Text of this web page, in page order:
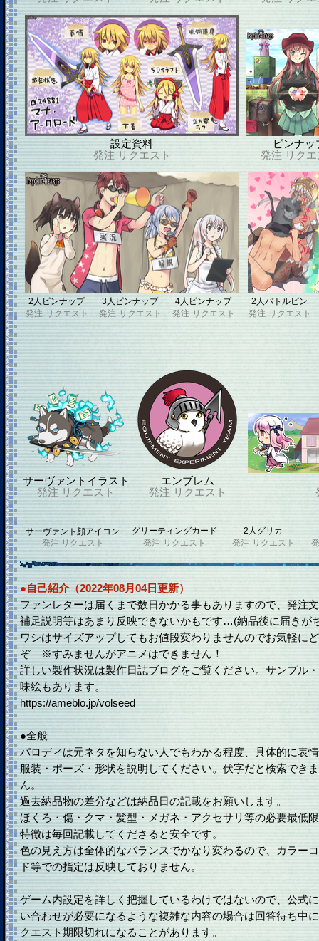
設定資料
発注 リクエスト
ピンナッ
発注 リク
2人ピンナップ
発注 リクエスト
3人ピンナップ
発注 リクエスト
4人ピンナップ
発注 リクエスト
2人バトルピン
発注 リクエスト
サーヴァントイラスト
発注 リクエスト
エンブレム
発注 リクエスト
サーヴァント顔アイコン
発注 リクエスト
グリーティングカード
発注 リクエスト
2人グリカ
発注 リクエスト
●自己紹介（2022年08月04日更新）
ファンレターは届くまで数日かかる事もありますので、発注
補足説明等はあまり反映できないかもです…(納品後に届き
ワシはサイズアップしてもお値段変わりませんのでお気軽にど
ぞ ※すみませんがアニメはできません！
詳しい製作状況は製作日誌ブログをご覧ください。サンプル
味絵もあります。
https://ameblo.jp/volseed
●全般
パロディは元ネタを知らない人でもわかる程度、具体的に表
服装・ポーズ・形状を説明してください。伏字だと検索でき
ん。
過去納品物の差分などは納品日の記載をお願いします。
ほくろ・傷・クマ・髪型・メガネ・アクセサリ等の必要最低
特徴は毎回記載してくださると安全です。
色の見え方は全体的なバランスでかなり変わるので、カラー
ド等での指定は反映しておりません。
ゲーム内設定を詳しく把握しているわけではないので、公式
い合わせが必要になるような複雑な内容の場合は回答待ち中
クエスト期限切れになることがあります。